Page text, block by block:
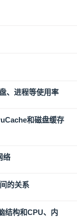
、进程等使用率
和磁盘缓存
络
的关系
结构和CPU、内